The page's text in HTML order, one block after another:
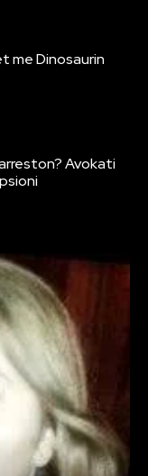
me Dinosaurin
Avokati